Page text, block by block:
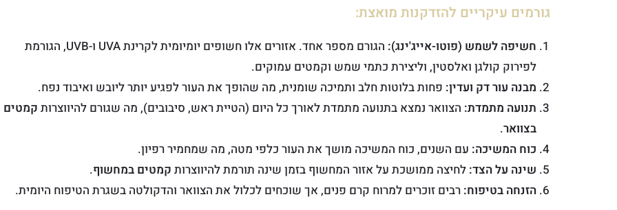
גורמים עיקריים להזדקנות מואצת:
חשיפה לשמש (פוטו-אייג'ינג):
הגורם מספר אחד. אזורים אלו חשופים יומיומית לקרינת UVA ו-UVB, הגורמת
לפירוק קולגן ואלסטין, וליצירת כתמי שמש וקמטים עמוקים.
מבנה עור דק ועדין: פחות בלוטות חלב ותמיכה שומנית, מה שהופך את העור לפגיע יותר ליובש ואיבוד נפח.
תנועה מתמדת: הצוואר נמצא בתנועה מתמדת לאורך כל היום (הטיית ראש, סיבובים), מה שגורם להיווצרות קמטים
בצוואר.
כוח המשיכה: עם השנים, כוח המשיכה מושך את העור כלפי מטה, מה שמחמיר רפיון.
שינה על הצד: לחיצה ממושכת על אזור המחשוף בזמן שינה תורמת להיווצרות קמטים במחשוף.
הזנחה בטיפוח: רבים זוכרים למרוח קרם פנים, אך שוכחים לכלול את הצוואר והדקולטה בשגרת הטיפוח היומית.